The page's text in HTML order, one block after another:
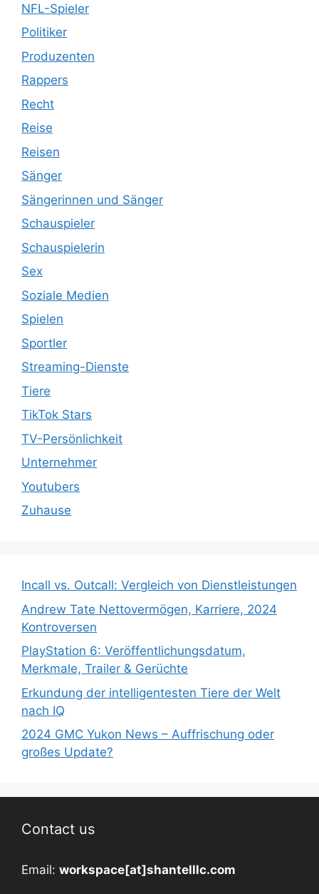
NFL-Spieler
Politiker
Produzenten
Rappers
Recht
Reise
Reisen
Sänger
Sängerinnen und Sänger
Schauspieler
Schauspielerin
Sex
Soziale Medien
Spielen
Sportler
Streaming-Dienste
Tiere
TikTok Stars
TV-Persönlichkeit
Unternehmer
Youtubers
Zuhause
Incall vs. Outcall: Vergleich von Dienstleistungen
Andrew Tate Nettovermögen, Karriere, 2024
Kontroversen
PlayStation 6: Veröffentlichungsdatum,
Merkmale, Trailer & Gerüchte
Erkundung der intelligentesten Tiere der Welt
nach IQ
2024 GMC Yukon News – Auffrischung oder
großes Update?
Contact us
Email: workspace[at]shantelllc.com